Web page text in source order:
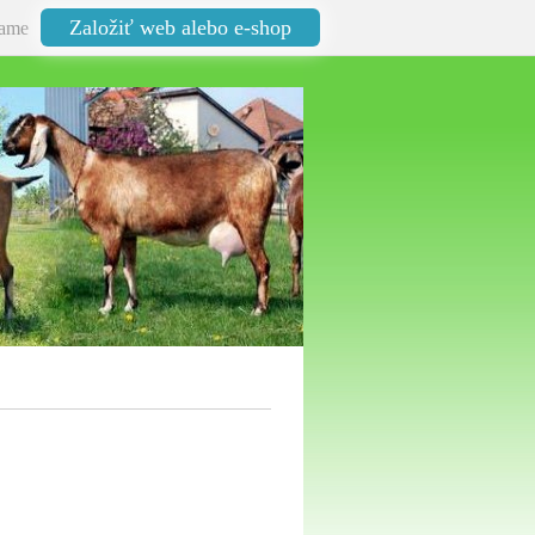
Založiť web alebo e-shop